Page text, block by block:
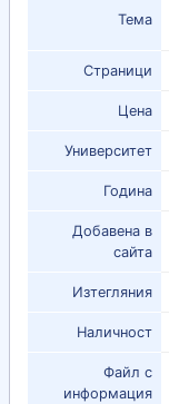
Тема
Страници
Цена
Университет
Година
Добавена в
сайта
Изтегляния
Наличност
Файл с
информация